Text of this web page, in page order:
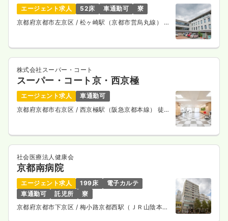
一時募集休止
時間 8:30～17:00
担当業務未経験可
ブランク可
第二新卒可
時給1,600円以上可
気になる 詳細を見る
オペ室(手術室)
日勤のみ（常勤） 一時募集休止
給与 28.3万円〜/月 賞与86.6万円〜
※経験3年の例
エージェント求人 52床 車通勤可
寮
京都府京都市左京区 / 松ヶ崎駅（京都市営烏丸線） 徒
株式会社スーパー・コート
スーパー・コート京・西京極
エージェント求人
車通勤可
京都府京都市右京区 / 西京極駅（阪急京都本線） 徒歩
社会医療法人健康会
京都南病院
エージェント求人 199床
電子カルテ
車通勤可
託児所
寮
京都府京都市下京区 / 梅小路京都西駅（ＪＲ山陰本